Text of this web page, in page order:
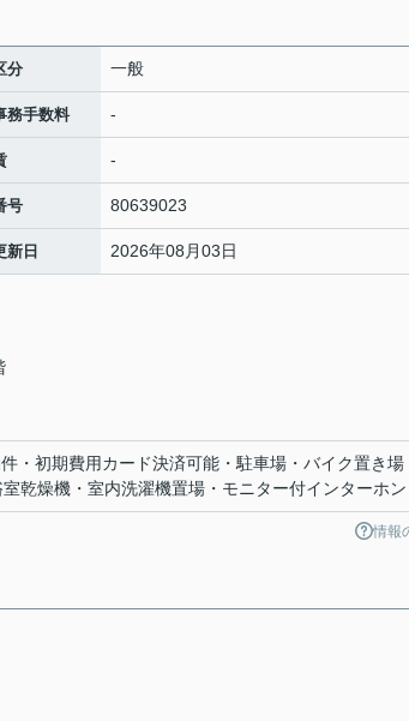
分 一般
務手数料 -
-
号 80639023
新日 2026年08月03日
・初期費用カード決済可能・駐車場・バイク置き場
乾燥機・室内洗濯機置場・モニター付インターホン
情報